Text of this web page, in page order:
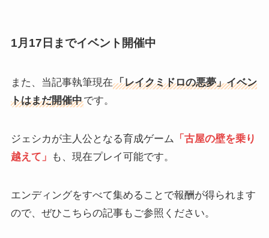
1月17日までイベント開催中
また、当記事執筆現在「レイクミドロの悪夢」イベン
トはまだ開催中です。
ジェシカが主人公となる育成ゲーム
「古屋の壁を乗り
越えて」
も、現在プレイ可能です。
エンディングをすべて集めることで報酬が得られます
ので、ぜひこちらの記事もご参照ください。